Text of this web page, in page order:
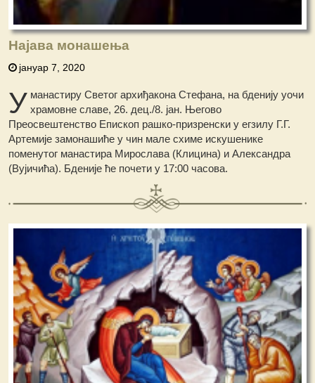
Најава монашења
јануар 7, 2020
У манастиру Светог архиђакона Стефана, на бденију уочи
храмовне славе, 26. дец./8. јан. Његово
Преосвештенство Епископ рашко-призренски у егзилу Г.Г.
Артемије замонашиће у чин мале схиме искушенике
поменутог манастира Мирослава (Клицина) и Александра
(Вујичића). Бденије ће почети у 17:00 часова.